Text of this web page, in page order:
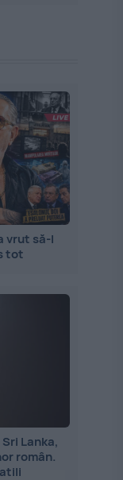
vrut să-l
tot
Lanka,
român.